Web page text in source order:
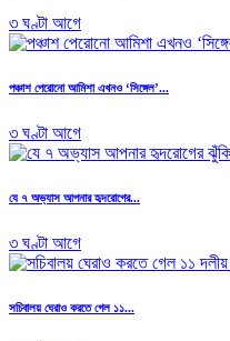
৩ ঘণ্টা আগে
পঞ্চাশ পেরোনো আমিশা এখনও ‘সিঙ্গেল’...
৩ ঘণ্টা আগে
যে ৭ অভ্যাস আপনার হৃদরোগের...
৩ ঘণ্টা আগে
সচিবালয় ঘেরাও করতে গেল ১১...